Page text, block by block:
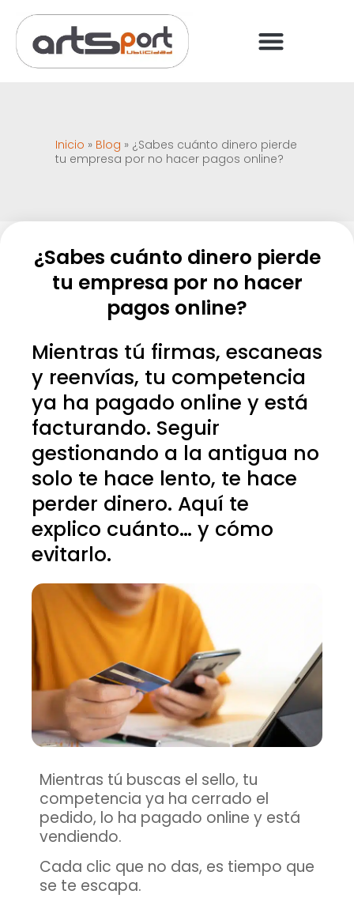
Inicio » Blog » ¿Sabes cuánto dinero pierde
tu empresa por no hacer pagos online?
¿Sabes cuánto dinero pierde
tu empresa por no hacer
pagos online?
Mientras tú firmas, escaneas
y reenvías, tu competencia
ya ha pagado online y está
facturando. Seguir
gestionando a la antigua no
solo te hace lento, te hace
perder dinero. Aquí te
explico cuánto… y cómo
evitarlo.
Mientras tú buscas el sello, tu
competencia ya ha cerrado el
pedido, lo ha pagado online y está
vendiendo.
Cada clic que no das, es tiempo que
se te escapa.